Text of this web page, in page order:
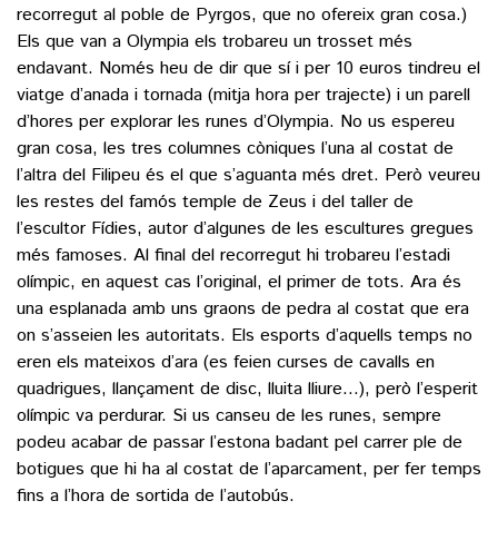
recorregut al poble de Pyrgos, que no ofereix gran cosa.)
Els que van a Olympia els trobareu un trosset més
endavant. Només heu de dir que sí i per 10 euros tindreu el
viatge d’anada i tornada (mitja hora per trajecte) i un parell
d’hores per explorar les runes d’Olympia. No us espereu
gran cosa, les tres columnes còniques l’una al costat de
l’altra del Filipeu és el que s’aguanta més dret. Però veureu
les restes del famós temple de Zeus i del taller de
l’escultor Fídies, autor d’algunes de les escultures gregues
més famoses. Al final del recorregut hi trobareu l’estadi
olímpic, en aquest cas l’original, el primer de tots. Ara és
una esplanada amb uns graons de pedra al costat que era
on s’asseien les autoritats. Els esports d’aquells temps no
eren els mateixos d’ara (es feien curses de cavalls en
quadrigues, llançament de disc, lluita lliure…), però l’esperit
olímpic va perdurar. Si us canseu de les runes, sempre
podeu acabar de passar l’estona badant pel carrer ple de
botigues que hi ha al costat de l’aparcament, per fer temps
fins a l’hora de sortida de l’autobús.